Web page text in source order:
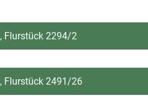
Flurstück 2294/2
Flurstück 2491/26